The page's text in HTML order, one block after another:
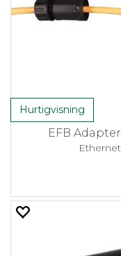
Hurtigvisning
EFB